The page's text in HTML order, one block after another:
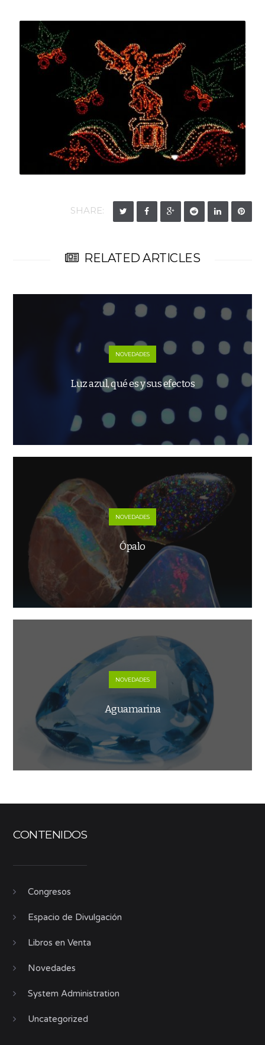
SHARE:
RELATED ARTICLES
NOVEDADES
Luz azul, qué es y sus efectos
NOVEDADES
Ópalo
NOVEDADES
Aguamarina
CONTENIDOS
Congresos
Espacio de Divulgación
Libros en Venta
Novedades
System Administration
Uncategorized